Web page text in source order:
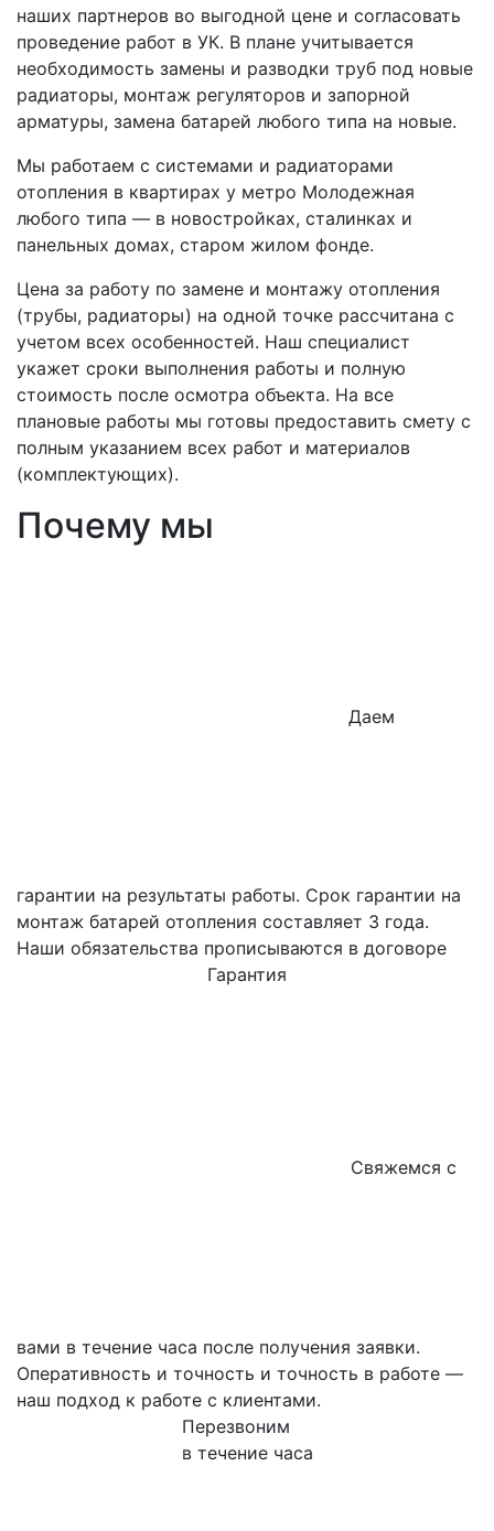
наших партнеров во выгодной цене и согласовать
проведение работ в УК. В плане учитывается
необходимость замены и разводки труб под новые
радиаторы, монтаж регуляторов и запорной
арматуры, замена батарей любого типа на новые.
Мы работаем с системами и радиаторами
отопления в квартирах у метро Молодежная
любого типа — в новостройках, сталинках и
панельных домах, старом жилом фонде.
Цена за работу по замене и монтажу отопления
(трубы, радиаторы) на одной точке рассчитана с
учетом всех особенностей. Наш специалист
укажет сроки выполнения работы и полную
стоимость после осмотра объекта. На все
плановые работы мы готовы предоставить смету с
полным указанием всех работ и материалов
(комплектующих).
Почему мы
Даем
гарантии на результаты работы. Срок гарантии на
монтаж батарей отопления составляет 3 года.
Наши обязательства прописываются в договоре
Гарантия
Свяжемся с
вами в течение часа после получения заявки.
Оперативность и точность и точность в работе —
наш подход к работе с клиентами.
Перезвоним
в течение часа